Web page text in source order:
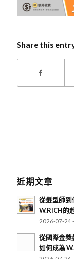
Share this
近期文章
從髮型師到
W.RICH的
2026-07-24
從國際金獎
如何成為